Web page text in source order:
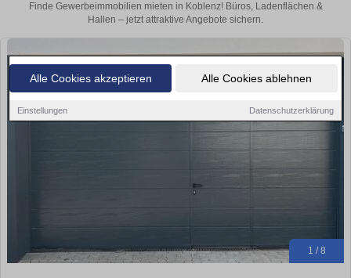
Alle Cookies akzeptieren Alle Cookies ablehnen
Einstellungen Datenschutzerklärung
Finde Gewerbeimmobilien mieten in Koblenz! Büros, Ladenflächen &
Hallen – jetzt attraktive Angebote sichern.
1 / 8